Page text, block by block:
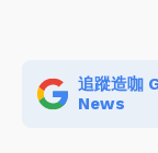
追蹤造咖
News